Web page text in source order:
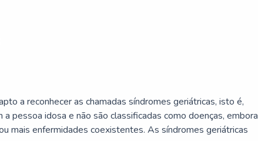
a reconhecer as chamadas síndromes geriátricas, isto é,
pessoa idosa e não são classificadas como doenças, embora
mais enfermidades coexistentes. As síndromes geriátricas